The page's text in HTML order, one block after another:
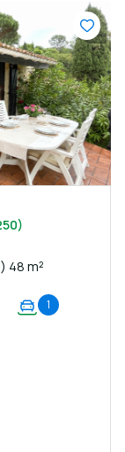
Maison 3 pièce(s) 2 chambre(s) 48 m²
1